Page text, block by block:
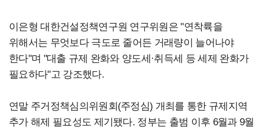
이은형 대한건설정책연구원 연구위원은 "연착륙을
위해서는 무엇보다 극도로 줄어든 거래량이 늘어나야
한다"며 "대출 규제 완화와 양도세·취득세 등 세제 완화가
필요하다"고 강조했다.
연말 주거정책심의위원회(주정심) 개최를 통한 규제지역
추가 해제 필요성도 제기됐다. 정부는 출범 이후 6월과 9월